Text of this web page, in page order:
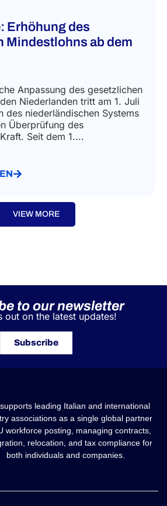
Erhöhung des
Mindestlohns ab dem
Anpassung des gesetzlichen
Niederlanden tritt am 1. Juli
des niederländischen Systems
Überprüfung des
Seit dem 1....
VIEW MORE
to our newsletter
out on the latest updates!
Subscribe
leading Italian and international
associations as a single global partner
workforce posting, managing contracts,
relocation, and tax compliance for
both individuals and companies.